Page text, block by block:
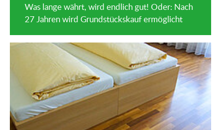
Was lange währt, wird endlich gut! Oder: Nach
27 Jahren wird Grundstückskauf ermöglicht